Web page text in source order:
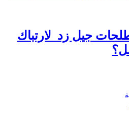
جيل زد لارتباك